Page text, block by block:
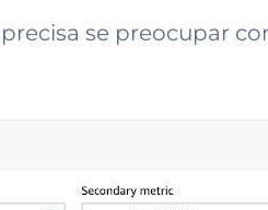
se preocupar